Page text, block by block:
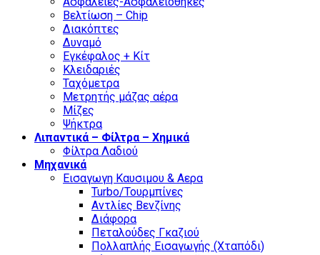
Βελτίωση – Chip
Διακόπτες
Δυναμό
Εγκέφαλος + Κίτ
Κλειδαριές
Ταχόμετρα
Μετρητής μάζας αέρα
Μίζες
Ψήκτρα
Λιπαντικά – Φίλτρα – Χημικά
Φίλτρα Λαδιού
Μηχανικά
Εισαγωγη Καυσιμου & Αερα
Turbo/Τουρμπίνες
Αντλίες Βενζίνης
Διάφορα
Πεταλούδες Γκαζιού
Πολλαπλής Εισαγωγής (Χταπόδι)